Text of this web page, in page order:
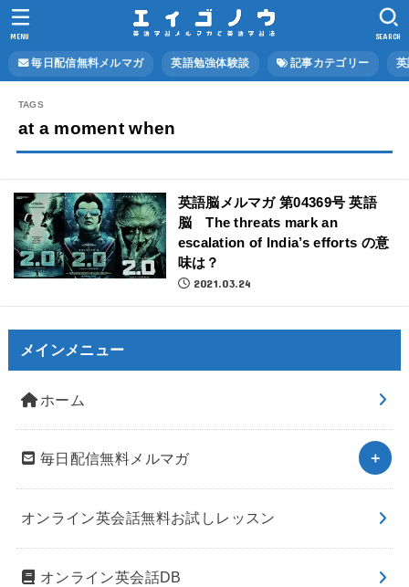
毎日配信無料メルマガ 英語勉強体験談 記事カテゴリー
SEARCH
MENU
at a moment when
英語脳メルマガ 第04369号 英語
脳 The threats mark an
escalation of India’s efforts の意
味は？
2021.03.24
メインメニュー
ホーム
毎日配信無料メルマガ
オンライン英会話無料お試しレッスン
オンライン英会話DB